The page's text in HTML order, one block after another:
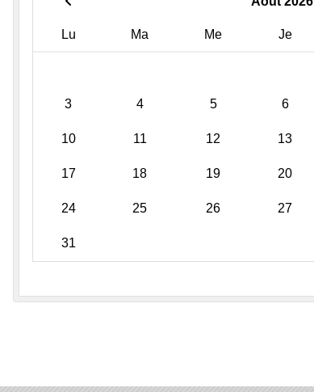
Lu Ma Me Je
3 4 5 6
10 11 12 13
17 18 19 20
24 25 26 27
31